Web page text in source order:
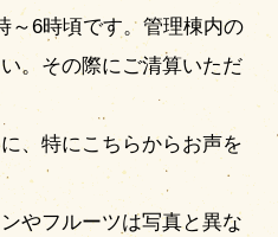
～6時頃です。管理棟内の
。その際にご清算いただ
、特にこちらからお声を
やフルーツは写真と異な